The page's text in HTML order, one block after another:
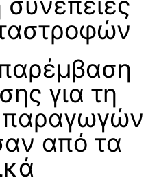
για τη
παραγωγών
από τα